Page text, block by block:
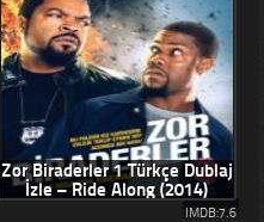
Zor Biraderler 1 Türkçe Dublaj
İzle – Ride Along (2014)
IMDB:7.6